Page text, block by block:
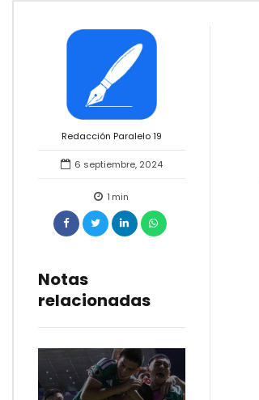
Redacción Paralelo 19
6 septiembre, 2024
1 min
Notas
relacionadas